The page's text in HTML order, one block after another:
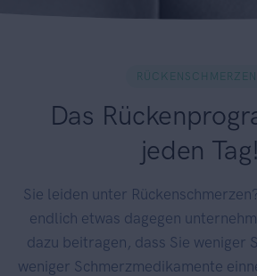
Das
jeden Tag!
Sie leiden unter
endlich etwas dagegen
dazu beitragen, dass Sie weniger
weniger Schmerzmedikamente